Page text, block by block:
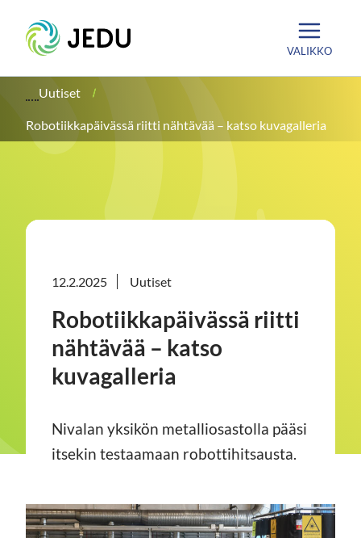
sisältöön
Etusivu
VALIKKO
Uutiset
Robotiikkapäivässä riitti nähtävää – katso kuvagalleria
12.2.2025 Uutiset
Robotiikkapäivässä riitti
nähtävää – katso
kuvagalleria
Nivalan yksikön metalliosastolla pääsi
itsekin testaamaan robottihitsausta.